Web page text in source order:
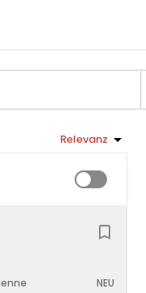
Relevanz
NEU